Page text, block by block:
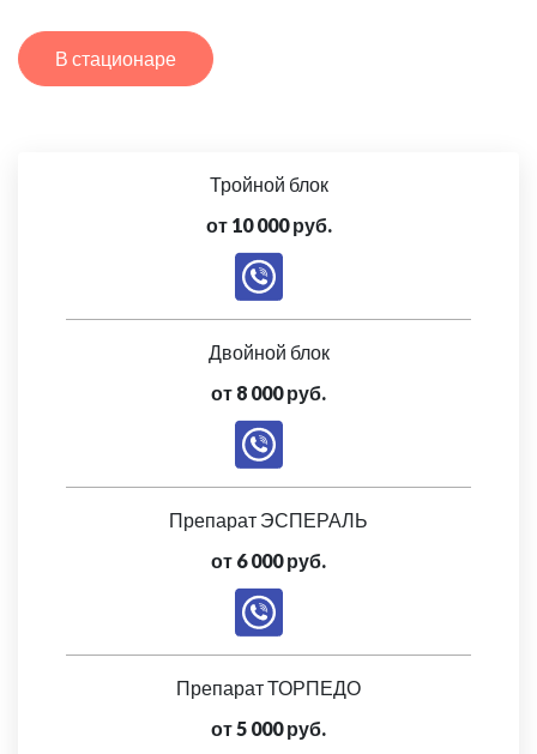
В стационаре
Тройной блок
от 10 000 руб.
Двойной блок
от 8 000 руб.
Препарат ЭСПЕРАЛЬ
от 6 000 руб.
Препарат ТОРПЕДО
от 5 000 руб.